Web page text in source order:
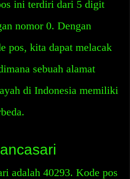
ini terdiri dari 5 digit
nomor 0. Dengan
pos, kita dapat melacak
sebuah alamat
di Indonesia memiliki
adalah 40293. Kode pos